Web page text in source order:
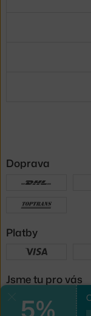
5%
Doprava
Platby
Jsme tu pro vás